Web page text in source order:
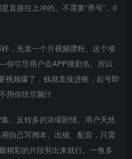
直接往上冲的。不需要“养号”，0
，先发一个月视频攒粉。这个项
你引导用户去APP搜剧名。所以
视频爆了，钱就直接进账，起号即
用你绞尽脑汁
、反转多的浓缩剧情。用户天然
自己写脚本、出镜、配音，只需
精彩的片段剪出来就行。一鱼多